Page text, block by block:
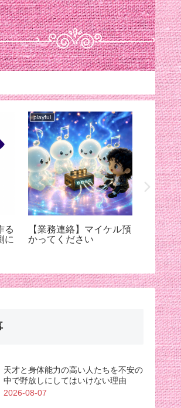
る
に
playful
【業務連絡】マイケル預
かってください
playful
【スリ
ろちょ
ケルに
【7月
天才と身体能力の高い人たちを不安の
中で野放しにしてはいけない理由
2026-08-07